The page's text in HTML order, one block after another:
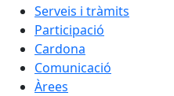
Serveis i tràmits
Participació
Cardona
Comunicació
Àrees